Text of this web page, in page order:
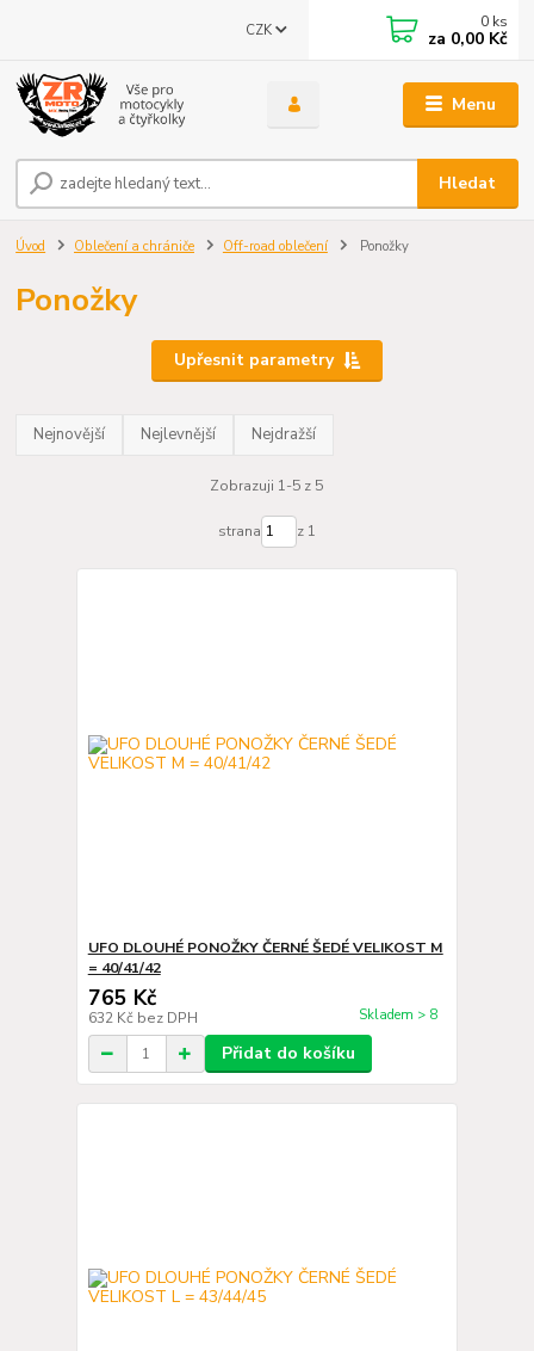
Menu
CZK
Hledat
0 ks
za 0,00 Kč
Úvod Oblečení a chrániče Off-road oblečení Ponožky
Ponožky
Upřesnit parametry
Nejnovější Nejlevnější Nejdražší
Zobrazuji 1-5 z 5
strana z 1
UFO DLOUHÉ PONOŽKY ČERNÉ ŠEDÉ VELIKOST M
= 40/41/42
765 Kč
632 Kč bez DPH Skladem > 8
Přidat do košíku